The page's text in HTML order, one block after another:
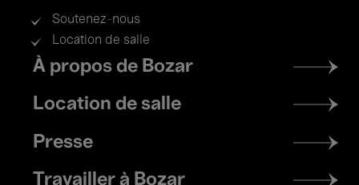
Soutenez-nous
Location de salle
Footer
menu
À propos de Bozar
Location de salle
Presse
Travailler à Bozar